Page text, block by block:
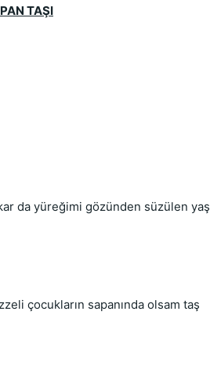
TAŞI
da yüreğimi gözünden süzülen yaş
çocukların sapanında olsam taş